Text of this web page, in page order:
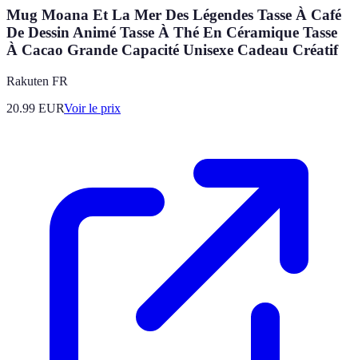
Mug Moana Et La Mer Des Légendes Tasse À Café
De Dessin Animé Tasse À Thé En Céramique Tasse
À Cacao Grande Capacité Unisexe Cadeau Créatif
Rakuten FR
20.99 EURVoir le prix